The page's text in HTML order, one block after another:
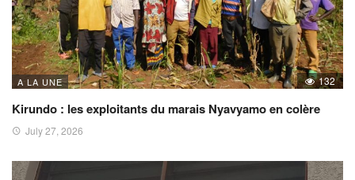
A LA UNE 132
Kirundo : les exploitants du marais Nyavyamo en colère
July 27, 2026